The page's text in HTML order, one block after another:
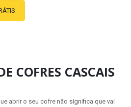
COFRES CASCAIS
abrir o seu cofre não significa que vai